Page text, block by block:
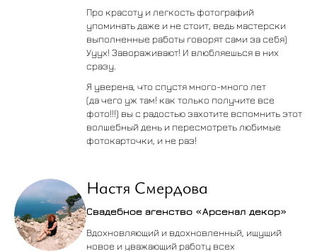
Про красоту и легкость фотографий
упоминать даже и не стоит, ведь мастерски
выполненные работы говорят сами за себя)
Ууух! Завораживают! И влюбляешься в них
сразу.
Я уверена, что спустя много-много лет
(да чего уж там! как только получите все
фото!!!) вы с радостью захотите вспомнить этот
волшебный день и пересмотреть любимые
фотокарточки, и не раз!
Настя Смердова
Свадебное агенство «Арсенал декор»
Вдохновляющий и вдохновленный, ищущий
новое и уважающий работу всех